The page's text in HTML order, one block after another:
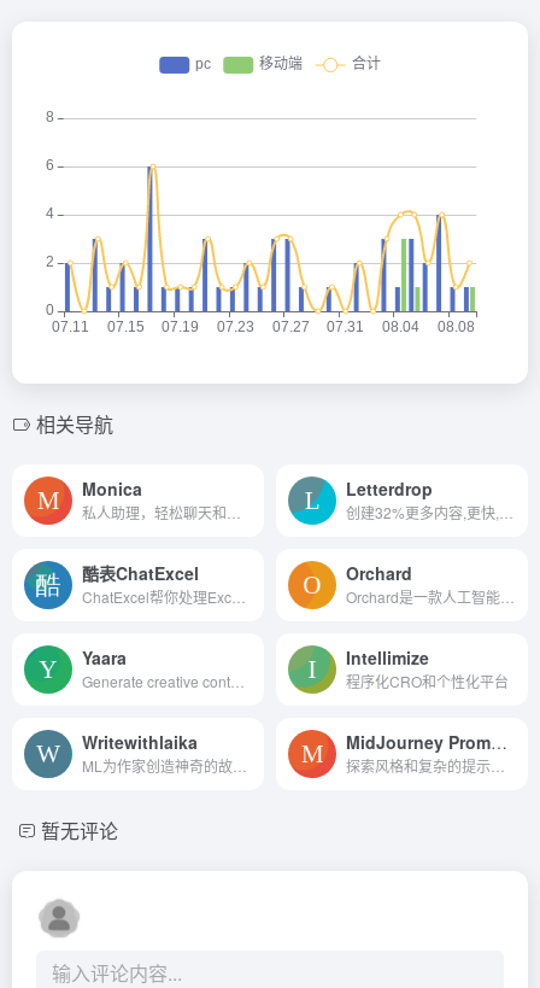
相关导航
Monica Letterdrop
酷表ChatExcel Orchard
Yaara Intellimize
程序化CRO和个性化平台
Writewithlaika MidJourney Prompt Helper
暂无评论